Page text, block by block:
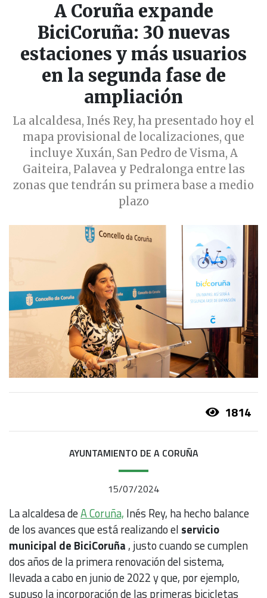
A Coruña expande
BiciCoruña: 30 nuevas
estaciones y más usuarios
en la segunda fase de
ampliación
La alcaldesa, Inés Rey, ha presentado hoy el
mapa provisional de localizaciones, que
incluye Xuxán, San Pedro de Visma, A
Gaiteira, Palavea y Pedralonga entre las
zonas que tendrán su primera base a medio
plazo
1814
AYUNTAMIENTO DE A CORUÑA
15/07/2024
La alcaldesa deA Coruña, Inés Rey, ha hecho balance
de los avances que está realizando el servicio
municipal de BiciCoruña, justo cuando se cumplen
dos años de la primera renovación del sistema,
llevada a cabo en junio de 2022 y que, por ejemplo,
supuso la incorporación de las primeras bicicletas